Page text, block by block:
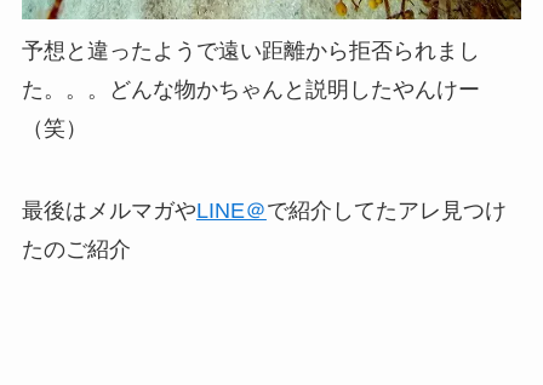
予想と違ったようで遠い距離から拒否られまし
た。。。どんな物かちゃんと説明したやんけー
（笑）
最後はメルマガやLINE＠で紹介してたアレ見つけ
たのご紹介